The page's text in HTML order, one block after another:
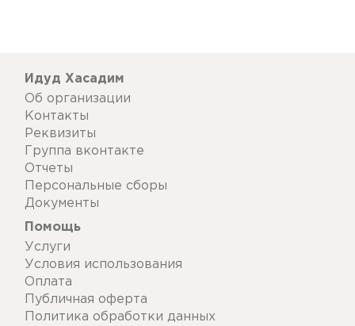
Идуд Хасадим
Об организации
Контакты
Реквизиты
Группа вконтакте
Отчеты
Персональные сборы
Документы
Помощь
Услуги
Условия использования
Оплата
Публичная оферта
Политика обработки данных